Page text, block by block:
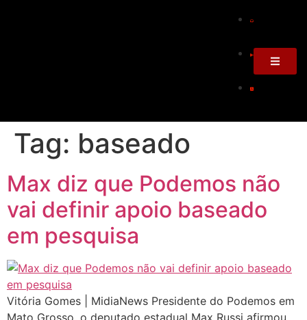
Tag: baseado
Max diz que Podemos não
vai definir apoio baseado
em pesquisa
Vitória Gomes | MidiaNews Presidente do Podemos em
Mato Grosso, o deputado estadual Max Russi afirmou